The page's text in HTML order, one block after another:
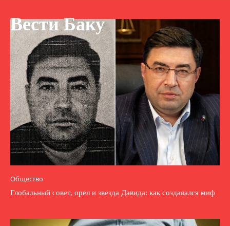
Вести Баку
Общество
Глобальный совет, орел и звезда Давида: как создавался миф